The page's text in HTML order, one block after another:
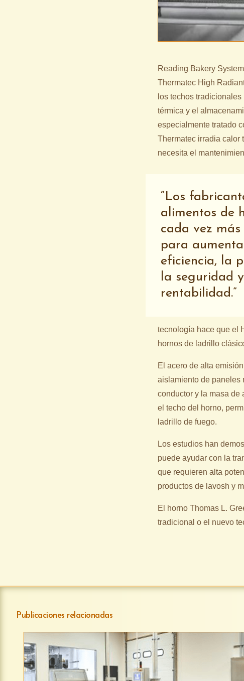
Reading Bakery
Thermatec High
los techos
térmica y el
especialmente tratado
Thermatec irradia calor
necesita el
Los
alimentos de
cada vez
para
eficiencia, la
la seguridad
rentabilidad.
tecnología hace que el
hornos de ladrillo
El acero de alta
aislamiento de paneles
conductor y la masa de
el techo del horno,
ladrillo de fuego.
Los estudios han
puede ayudar con la
que requieren alta
productos de lavosh y
El horno Thomas L.
tradicional o el nuevo
Publicaciones relacionadas